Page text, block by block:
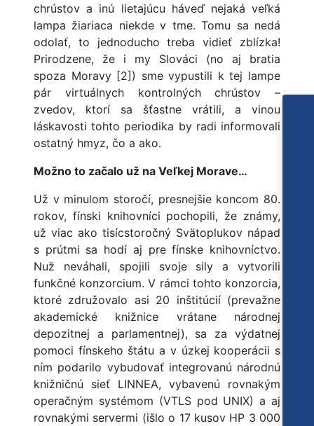
chrústov a inú lietajúcu háveď nejaká veľká
lampa žiariaca niekde v tme. Tomu sa nedá
odolať, to jednoducho treba vidieť zblízka!
Prirodzene, že i my Slováci (no aj bratia
spoza Moravy [2]) sme vypustili k tej lampe
pár virtuálnych kontrolných chrústov –
zvedov, ktorí sa šťastne vrátili, a vinou
láskavosti tohto periodika by radi informovali
ostatný hmyz, čo a ako.
Možno to začalo už na Veľkej Morave…
Už v minulom storočí, presnejšie koncom 80.
rokov, fínski knihovníci pochopili, že známy,
už viac ako tisícstoročný Svätoplukov nápad
s prútmi sa hodí aj pre fínske knihovníctvo.
Nuž neváhali, spojili svoje sily a vytvorili
funkčné konzorcium. V rámci tohto konzorcia,
ktoré združovalo asi 20 inštitúcií (prevažne
akademické knižnice vrátane národnej
depozitnej a parlamentnej), sa za výdatnej
pomoci fínskeho štátu a v úzkej kooperácii s
ním podarilo vybudovať integrovanú národnú
knižničnú sieť LINNEA, vybavenú rovnakým
operačným systémom (VTLS pod UNIX) a aj
rovnakými servermi (išlo o 17 kusov HP 3 000